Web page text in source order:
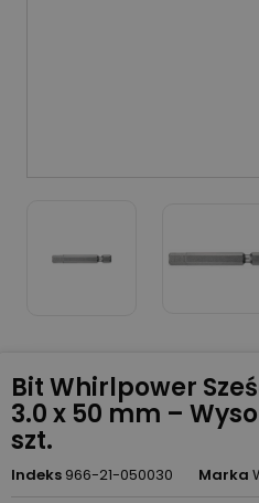
Bit Whirlpower
3.0 x 50 mm –
szt.
Indeks 966-21-050030 Marka